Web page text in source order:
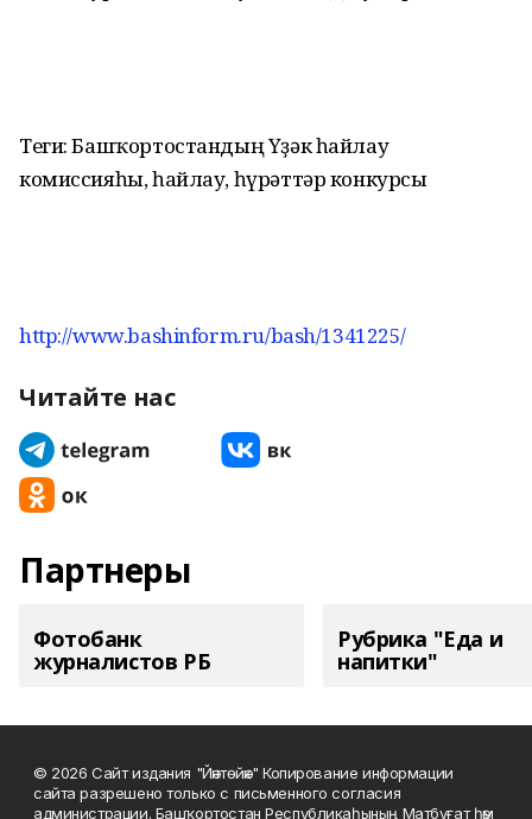
Теги: Башҡортостандың Үҙәк һайлау
комиссияһы, һайлау, һүрәттәр конкурсы
http://www.bashinform.ru/bash/1341225/
Читайте нас
Партнеры
Фотобанк
журналистов РБ
Рубрика "Еда и
напитки"
© 2026 Сайт издания "Йәнтөйәк" Копирование информации
сайта разрешено только с письменного согласия
администрации. Башҡортостан Республикаһының Матбуғат һәм